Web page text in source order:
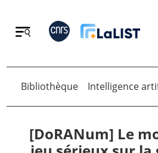
Retour
Retour
Bibliothèque Intelligence
[DoRANum] Le